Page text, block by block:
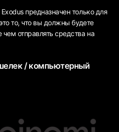
предназначен только для
то, что вы должны будете
отправлять средства на
/ компьютерный